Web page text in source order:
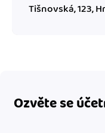
Tišnovská, 123,
Ozvěte se